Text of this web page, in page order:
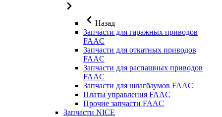
Назад
Запчасти для гаражных приводов
FAAC
Запчасти для откатных приводов
FAAC
Запчасти для распашных приводов
FAAC
Запчасти для шлагбаумов FAAC
Платы управления FAAC
Прочие запчасти FAAC
Запчасти NICE